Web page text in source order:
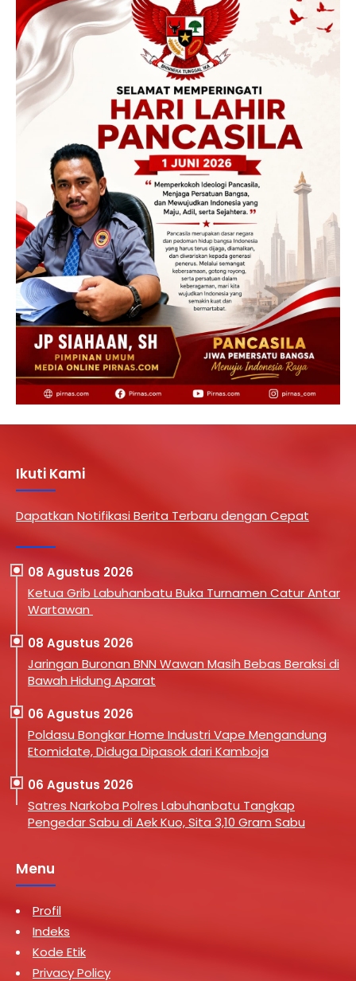
Ikuti Kami
Dapatkan Notifikasi Berita Terbaru dengan Cepat
08 Agustus 2026
Ketua Grib Labuhanbatu Buka Turnamen Catur Antar
Wartawan
08 Agustus 2026
Jaringan Buronan BNN Wawan Masih Bebas Beraksi di
Bawah Hidung Aparat
06 Agustus 2026
Poldasu Bongkar Home Industri Vape Mengandung
Etomidate, Diduga Dipasok dari Kamboja
06 Agustus 2026
Satres Narkoba Polres Labuhanbatu Tangkap
Pengedar Sabu di Aek Kuo, Sita 3,10 Gram Sabu
Menu
Profil
Indeks
Kode Etik
Privacy Policy